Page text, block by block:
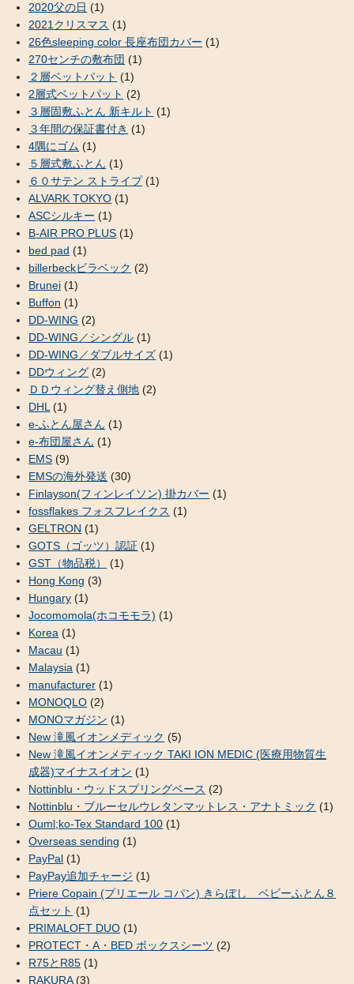
2020父の日 (1)
2021クリスマス (1)
26色sleeping color 長座布団カバー (1)
270センチの敷布団 (1)
２層ベットパット (1)
2層式ベットパット (2)
３層固敷ふとん 新キルト (1)
３年間の保証書付き (1)
4隅にゴム (1)
５層式敷ふとん (1)
６０サテン ストライプ(1)
ALVARK TOKYO (1)
ASCシルキー (1)
B-AIR PRO PLUS (1)
bed pad (1)
billerbeckビラベック (2)
Brunei (1)
Buffon (1)
DD-WING (2)
DD-WING／シングル (1)
DD-WING／ダブルサイズ (1)
DDウィング (2)
ＤＤウィング替え側地 (2)
DHL (1)
e-ふとん屋さん (1)
e-布団屋さん (1)
EMS (9)
EMSの海外発送 (30)
Finlayson(フィンレイソン) 掛カバー (1)
fossflakes フォスフレイクス (1)
GELTRON (1)
GOTS（ゴッツ）認証 (1)
GST（物品税）
(1)
Hong Kong (3)
Hungary (1)
Jocomomola(ホコモモラ) (1)
Korea (1)
Macau (1)
Malaysia (1)
manufacturer (1)
MONOQLO (2)
MONOマガジン (1)
New 滝風イオンメディック (5)
New 滝風イオンメディック TAKI ION MEDIC (医療用物質生
成器)マイナスイオン (1)
Nottinblu・ウッドスプリングベース (2)
Nottinblu・ブルーセルウレタンマットレス・アナトミック (1)
Ouml;ko-Tex Standard 100 (1)
Overseas sending (1)
PayPal (1)
PayPay追加チャージ (1)
Priere Copain (プリエール コパン) きらぼし ベビーふとん８
点セット (1)
PRIMALOFT DUO (1)
PROTECT・A・BED ボックスシーツ (2)
R75とR85 (1)
RAKURA(3)